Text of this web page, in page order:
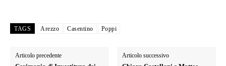
TAGS Arezzo Casentino Poppi
Articolo precedente Articolo successivo